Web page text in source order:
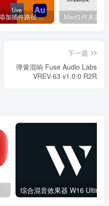
宿主添加插件路径 插件路径设置 VSTPlugins路径
下一篇
弹簧混响 Fuse Audio Labs
VREV-63 v1.0.0 R2R